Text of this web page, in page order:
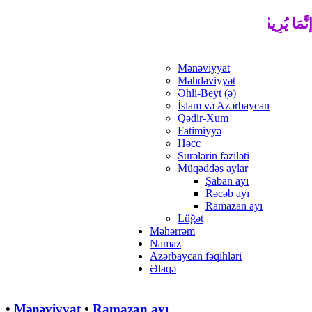
إِنَّمَا يُرِيدُ اللَّهُ لِيُذْهِبَ عَنْكُمُ الرِّجْسَ أَهْلَ الْبَيْتِ
Mənəviyyat
Məhdəviyyət
Əhli-Beyt (ə)
İslam və Azərbaycan
Qədir-Xum
Fatimiyyə
Həcc
Surələrin fəziləti
Müqəddəs aylar
Şaban ayı
Rəcəb ayı
Ramazan ayı
Lüğət
Məhərrəm
Namaz
Azərbaycan fəqihləri
Əlaqə
• Mənəviyyat • Ramazan ayı